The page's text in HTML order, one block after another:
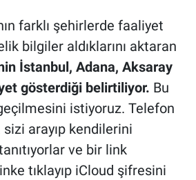
farklı şehirlerde faaliyet
bilgiler aldıklarını aktaran
İstanbul, Adana, Aksaray
gösterdiği belirtiliyor. Bu
istiyoruz. Telefon
sizi arayıp kendilerini
ve bir link
tıklayıp iCloud şifresini